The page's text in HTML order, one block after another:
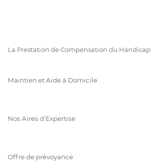
La Prestation de Compensation du Handicap
Maintien et Aide à Domicile
Nos Aires d'Expertise
Offre de prévoyance